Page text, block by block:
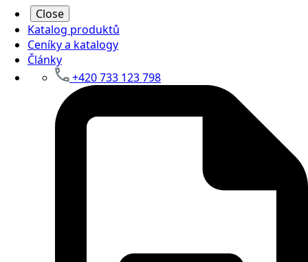
Close
Katalog produktů
Ceníky a katalogy
Články
+420 733 123 798